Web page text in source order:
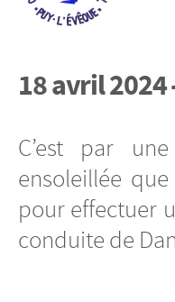
18 avril
C’est par
ensoleillée
pour effectuer
conduite de